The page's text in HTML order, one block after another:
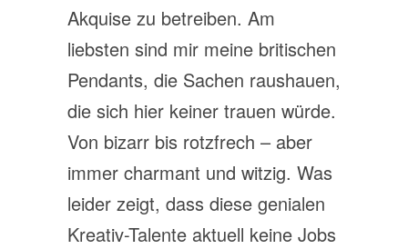
Akquise zu betreiben. Am
liebsten sind mir meine britischen
Pendants, die Sachen raushauen,
die sich hier keiner trauen würde.
Von bizarr bis rotzfrech – aber
immer charmant und witzig. Was
leider zeigt, dass diese genialen
Kreativ-Talente aktuell keine Jobs